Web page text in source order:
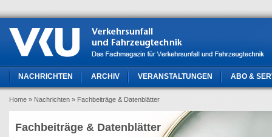
NACHRICHTEN ARCHIV VERANSTALTUNGEN ABO &
Home » Nachrichten » Fachbeiträge & Datenblätter
Fachbeiträge & Datenblätter